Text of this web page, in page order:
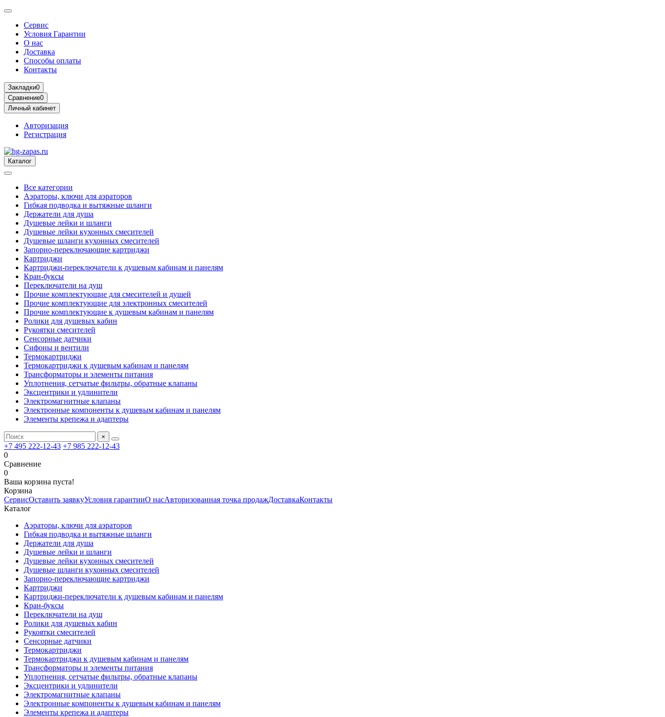
Сервис
Условия Гарантии
О нас
Доставка
Способы оплаты
Контакты
Закладки0
Сравнение0
Личный кабинет
Авторизация
Регистрация
Каталог
Все категории
Аэраторы, ключи для аэраторов
Гибкая подводка и вытяжные шланги
Держатели для душа
Душевые лейки и шланги
Душевые лейки кухонных смесителей
Душевые шланги кухонных смесителей
Запорно-переключающие картриджи
Картриджи
Картриджи-переключатели к душевым кабинам и панелям
Кран-буксы
Переключатели на душ
Прочие комплектующие для смесителей и душей
Прочие комплектующие для электронных смесителей
Прочие комплектующие к душевым кабинам и панелям
Ролики для душевых кабин
Рукоятки смесителей
Сенсорные датчики
Сифоны и вентили
Термокартриджи
Термокартриджи к душевым кабинам и панелям
Трансформаторы и элементы питания
Уплотнения, сетчатые фильтры, обратные клапаны
Эксцентрики и удлинители
Электромагнитные клапаны
Электронные компоненты к душевым кабинам и панелям
Элементы крепежа и адаптеры
×
+7 495 222-12-43 +7 985 222-12-43
0
Сравнение
0
Ваша корзина пуста!
Корзина
СервисОставить заявкуУсловия гарантииО насАвторизованная точка продажДоставкаКонтакты
Каталог
Аэраторы, ключи для аэраторов
Гибкая подводка и вытяжные шланги
Держатели для душа
Душевые лейки и шланги
Душевые лейки кухонных смесителей
Душевые шланги кухонных смесителей
Запорно-переключающие картриджи
Картриджи
Картриджи-переключатели к душевым кабинам и панелям
Кран-буксы
Переключатели на душ
Ролики для душевых кабин
Рукоятки смесителей
Сенсорные датчики
Термокартриджи
Термокартриджи к душевым кабинам и панелям
Трансформаторы и элементы питания
Уплотнения, сетчатые фильтры, обратные клапаны
Эксцентрики и удлинители
Электромагнитные клапаны
Электронные компоненты к душевым кабинам и панелям
Элементы крепежа и адаптеры